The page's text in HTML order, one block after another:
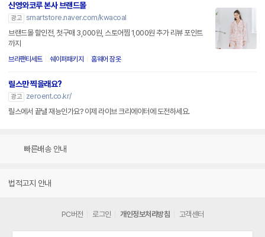
신영와코루 본사 브랜드몰
광고 smartstore.naver.com/kwacoal
브랜드몰 할인전, 첫구매 3,000원, 스토어찜 1,000원 추가 리뷰 포인트
까지
브라팬티세트 쉐이퍼패키지 홈웨어 잠옷
릴스만 찍을래요?
광고
zeroent.co.kr/
릴스에서 끝낼 재능인가요? 이제 라이브 크리에이터에 도전하세요.
빠른배송 안내
법적고지 안내
PC버전 로그인 개인정보처리방침 고객센터